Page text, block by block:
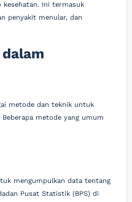
kesehatan. Ini termasuk
penyakit menular, dan
metode dan teknik untuk
metode yang umum
mengumpulkan data tentang
Pusat Statistik (BPS) di